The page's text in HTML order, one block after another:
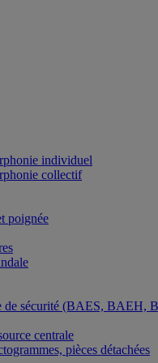
individuel
collectif
poignée
de sécurité (BAES,
centrale
pièces détachées